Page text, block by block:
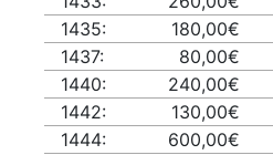
1435:
180,00€
1437:
80,00€
1440:
240,00€
1442:
130,00€
1444:
600,00€